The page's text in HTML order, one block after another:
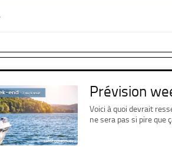
Prévision
Voici à quoi devrait
ne sera pas si pire que